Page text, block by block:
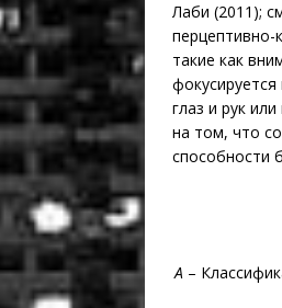
Лаби (2011);
перцептивно-
такие как
глаз и рук
на том, что
способности
A –